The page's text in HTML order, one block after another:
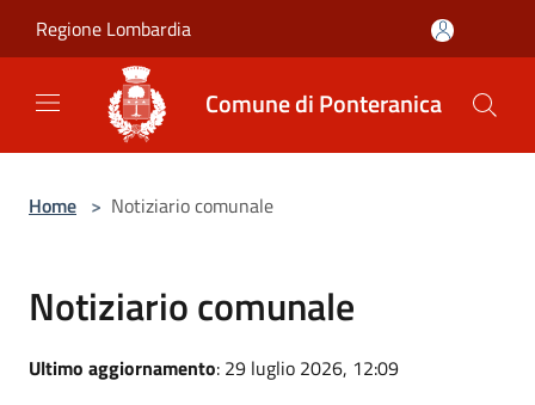
Regione Lombardia
Comune di Ponteranica
Home > Notiziario comunale
Notiziario comunale
Ultimo aggiornamento: 29 luglio 2026, 12:09